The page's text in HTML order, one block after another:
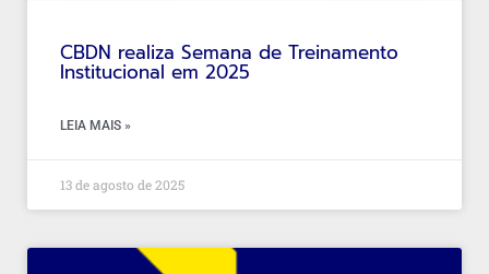
CBDN realiza Semana de Treinamento
Institucional em 2025
LEIA MAIS »
13 de agosto de 2025